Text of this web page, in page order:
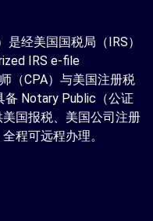
经美国国税局（IRS）
IRS e-file
（CPA）与美国注册税
备 Notary Public（公证
国报税、美国公司注册
程可远程办理。